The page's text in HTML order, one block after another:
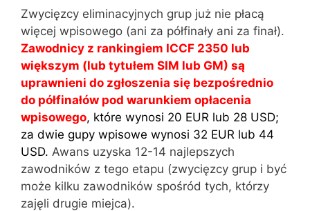
Zwycięzcy eliminacyjnych grup już nie płacą
więcej wpisowego (ani za półfinały ani za finał).
Zawodnicy z rankingiem ICCF 2350 lub
większym (lub tytułem SIM lub GM) są
uprawnieni do zgłoszenia się bezpośrednio
do półfinałów pod warunkiem opłacenia
wpisowego, które wynosi 20 EUR lub 28 USD;
za dwie gupy wpisowe wynosi 32 EUR lub 44
USD. Awans uzyska 12-14 najlepszych
zawodników z tego etapu (zwycięzcy grup i być
może kilku zawodników spośród tych, którzy
zajęli drugie miejca).